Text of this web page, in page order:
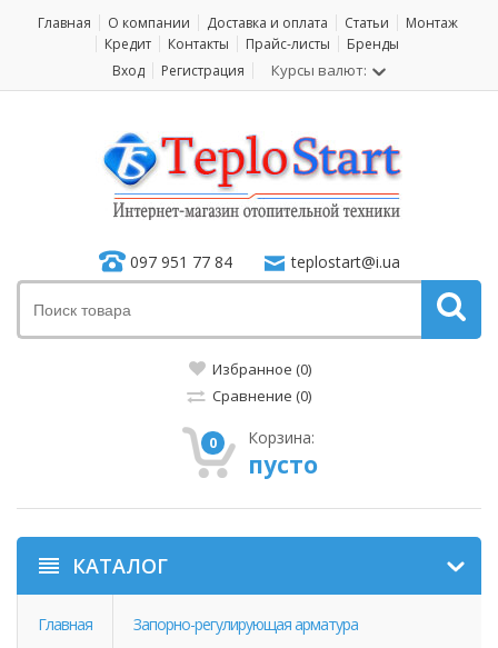
Главная О компании Доставка и оплата Статьи
Монтаж
Кредит
Контакты Прайс-листы
Бренды
Вход
Регистрация Курсы валют:
097 951 77 84 teplostart@i.ua
Избранное (0)
Сравнение (0)
0 Корзина:
пусто
КАТАЛОГ
Главная Запорно-регулирующая арматура